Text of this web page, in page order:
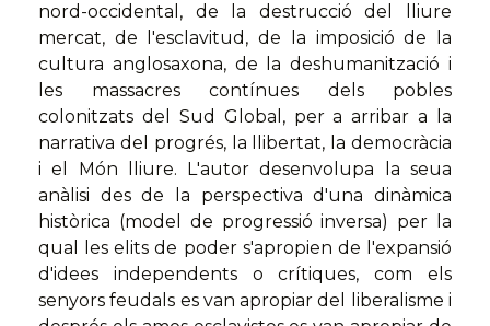
nord-occidental, de la destrucció del lliure
mercat, de l'esclavitud, de la imposició de la
cultura anglosaxona, de la deshumanització i
les massacres contínues dels pobles
colonitzats del Sud Global, per a arribar a la
narrativa del progrés, la llibertat, la democràcia
i el Món lliure. L'autor desenvolupa la seua
anàlisi des de la perspectiva d'una dinàmica
històrica (model de progressió inversa) per la
qual les elits de poder s'apropien de l'expansió
d'idees independents o crítiques, com els
senyors feudals es van apropiar del liberalisme i